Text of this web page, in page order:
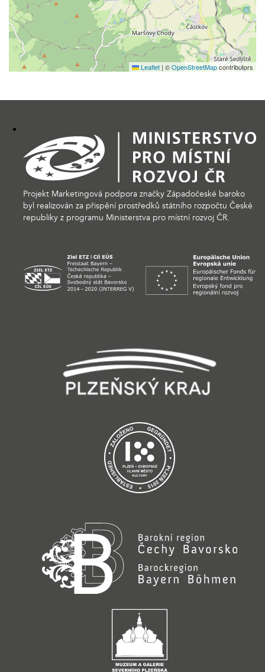
Leaflet | ©OpenStreetMapcontributors
Projekt Marketingová podpora značky Západočeské baroko
byl realizován za přispění prostředků státního rozpočtu České
republiky z programu Ministerstva pro místní rozvoj ČR.